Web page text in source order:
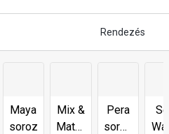
Rendezés
Maya
sorozat
Mix &
Match
Pera
sorozat